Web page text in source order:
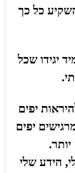
כל כך
יגידו שכל
יפים
יפים
הידע שלי